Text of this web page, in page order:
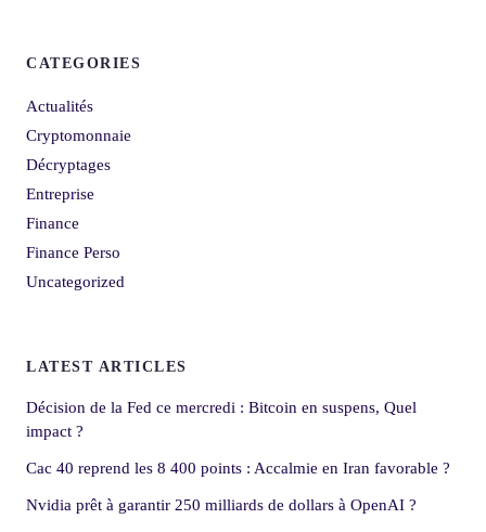
CATEGORIES
Actualités
Cryptomonnaie
Décryptages
Entreprise
Finance
Finance Perso
Uncategorized
LATEST ARTICLES
Décision de la Fed ce mercredi : Bitcoin en suspens, Quel
impact ?
Cac 40 reprend les 8 400 points : Accalmie en Iran favorable ?
Nvidia prêt à garantir 250 milliards de dollars à OpenAI ?